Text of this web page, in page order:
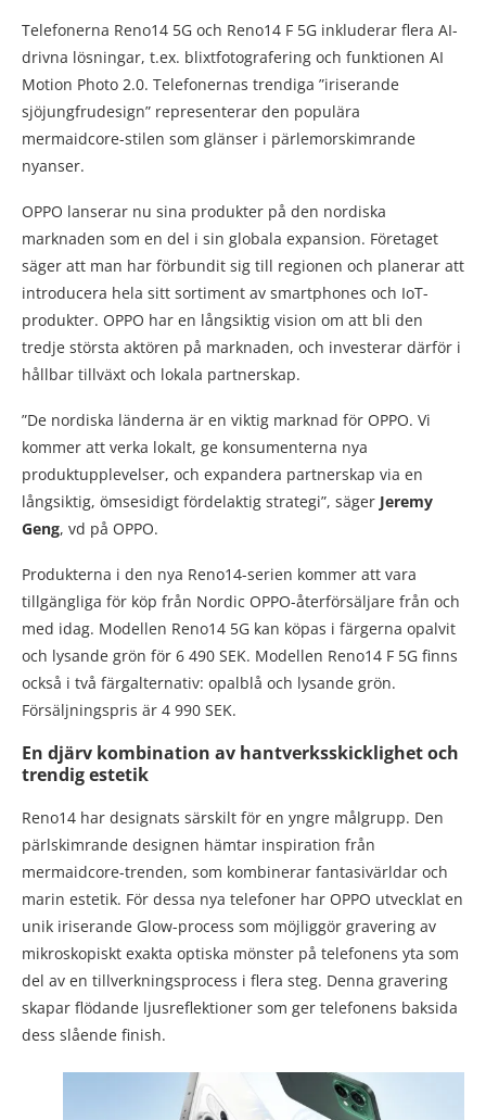
Telefonerna Reno14 5G och Reno14 F 5G inkluderar flera AI-
drivna lösningar, t.ex. blixtfotografering och funktionen AI
Motion Photo 2.0. Telefonernas trendiga ”iriserande
sjöjungfrudesign” representerar den populära
mermaidcore-stilen som glänser i pärlemorskimrande
nyanser.
OPPO lanserar nu sina produkter på den nordiska
marknaden som en del i sin globala expansion. Företaget
säger att man har förbundit sig till regionen och planerar att
introducera hela sitt sortiment av smartphones och IoT-
produkter. OPPO har en långsiktig vision om att bli den
tredje största aktören på marknaden, och investerar därför i
hållbar tillväxt och lokala partnerskap.
”De nordiska länderna är en viktig marknad för OPPO. Vi
kommer att verka lokalt, ge konsumenterna nya
produktupplevelser, och expandera partnerskap via en
långsiktig, ömsesidigt fördelaktig strategi”, säger Jeremy
Geng, vd på OPPO.
Produkterna i den nya Reno14-serien kommer att vara
tillgängliga för köp från Nordic OPPO-återförsäljare från och
med idag. Modellen Reno14 5G kan köpas i färgerna opalvit
och lysande grön för 6 490 SEK. Modellen Reno14 F 5G finns
också i två färgalternativ: opalblå och lysande grön.
Försäljningspris är 4 990 SEK.
En djärv kombination av hantverksskicklighet och
trendig estetik
Reno14 har designats särskilt för en yngre målgrupp. Den
pärlskimrande designen hämtar inspiration från
mermaidcore-trenden, som kombinerar fantasivärldar och
marin estetik. För dessa nya telefoner har OPPO utvecklat en
unik iriserande Glow-process som möjliggör gravering av
mikroskopiskt exakta optiska mönster på telefonens yta som
del av en tillverkningsprocess i flera steg. Denna gravering
skapar flödande ljusreflektioner som ger telefonens baksida
dess slående finish.